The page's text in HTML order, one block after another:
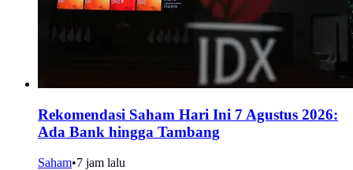
Rekomendasi Saham Hari Ini 7 Agustus 2026:
Ada Bank hingga Tambang
Saham•7 jam lalu